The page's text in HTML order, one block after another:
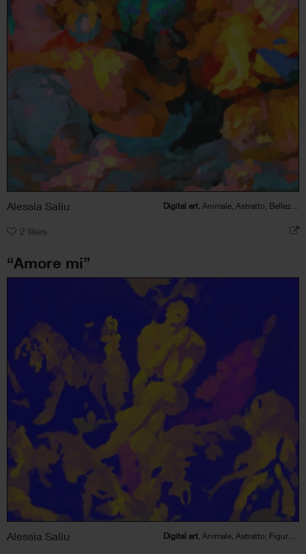
Alessia Saliu Digital art , Animale, Astratto, Bellezza, Figura umana, Natura, Politico/Sociale
2 likes
“Amore mi”
Alessia Saliu Digital art , Animale, Astratto, Figura umana, Politico/Sociale